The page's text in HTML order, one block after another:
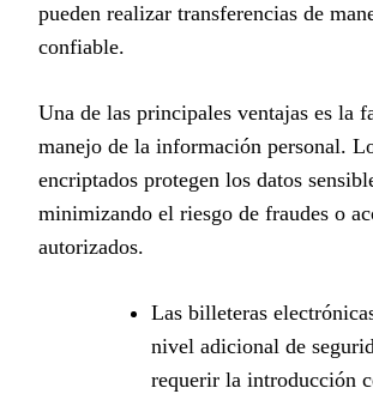
pueden realizar transferencias de
confiable.
Una de las principales ventajas es la
manejo de la información personal.
encriptados protegen los datos
minimizando el riesgo de fraudes o
autorizados.
Las billeteras
nivel adicional de
requerir la introducción